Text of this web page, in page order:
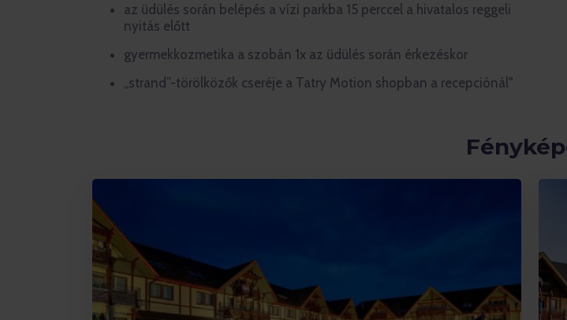
az üdülés során belépés a vízi parkba 15 perccel a hivatalos reggeli
nyitás előtt
gyermekkozmetika a szobán 1x az üdülés során érkezéskor
„strand”-törölközők cseréje a Tatry Motion shopban a recepciónál"